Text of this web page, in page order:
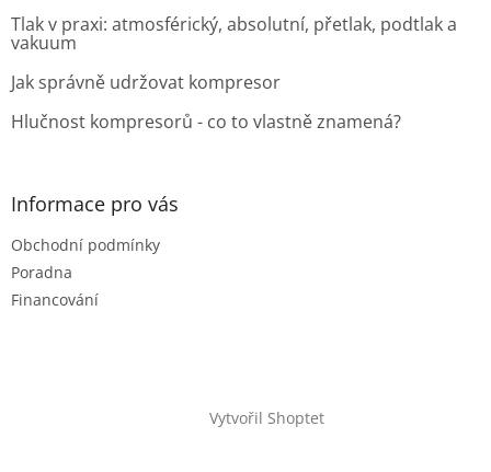
Tlak v praxi: atmosférický, absolutní, přetlak, podtlak a
vakuum
Jak správně udržovat kompresor
Hlučnost kompresorů - co to vlastně znamená?
Informace pro vás
Obchodní podmínky
Poradna
Financování
Vytvořil Shoptet